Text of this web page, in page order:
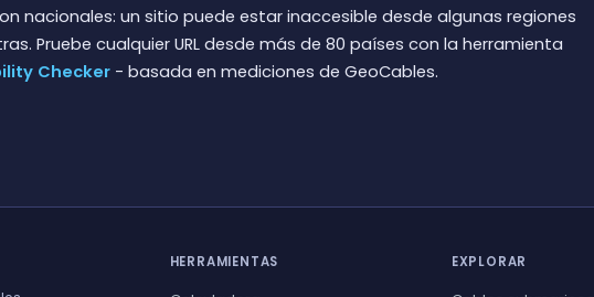
nacionales: un sitio puede estar inaccesible desde algunas regiones
Pruebe cualquier URL desde más de 80 países con la herramienta
Checker - basada en mediciones de GeoCables.
HERRAMIENTAS EXPLORAR